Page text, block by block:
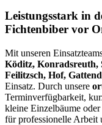
Leistungsstark in
Fichtenbiber vor
Mit unseren
Köditz, Konradsreuth,
Feilitzsch, Hof,
Einsatz. Durch unsere
Terminverfügbarkeit,
kleine Einzelbäume
für professionelle Arbeit